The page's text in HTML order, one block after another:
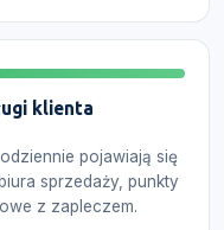
klienta
pojawiają się
sprzedaży, punkty
z zapleczem.